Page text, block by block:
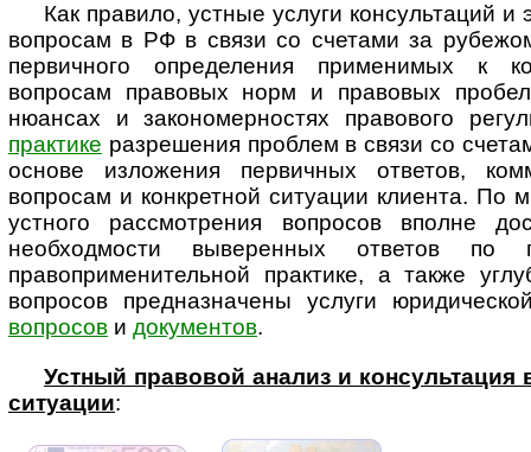
Как правило, устные услуги консультаций
вопросам в РФ в связи со счетами за
первичного определения применимых к
вопросам правовых норм и правовых
нюансах и закономерностях правового
практике разрешения проблем в связи со
основе изложения первичных ответов,
вопросам и конкретной ситуации клиента. По
устного рассмотрения вопросов вполне
необходмости выверенных ответов
правоприменительной практике, а также
вопросов пред­наз­на­че­ны услуги
вопросов и документов.
Устный правовой анализ и
ситуации: